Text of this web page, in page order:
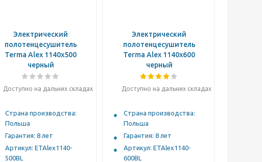
Электрический
полотенцесушитель
Terma Alex 1140x500
черный
Доступно на дальних складах
Страна производства:
Польша
Гарантия: 8 лет
Артикул: ETAlex1140-
500BL
Электрический
полотенцесушитель
Terma Alex 1140x600
черный
Доступно на дальних складах
Страна производства:
Польша
Гарантия: 8 лет
Артикул: ETAlex1140-
600BL